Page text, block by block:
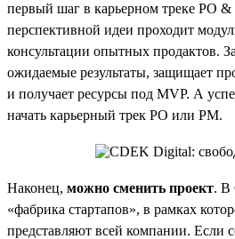
первый шаг в карьерном треке PO
перспективной идеи проходит
консультации опытных продактов.
ожидаемые результаты, защищает
и получает ресурсы под MVP. А
начать карьерный трек PO или PM.
Наконец, можно сменить проект. В
«фабрика стартапов», в рамках
представляют всей компании. Если